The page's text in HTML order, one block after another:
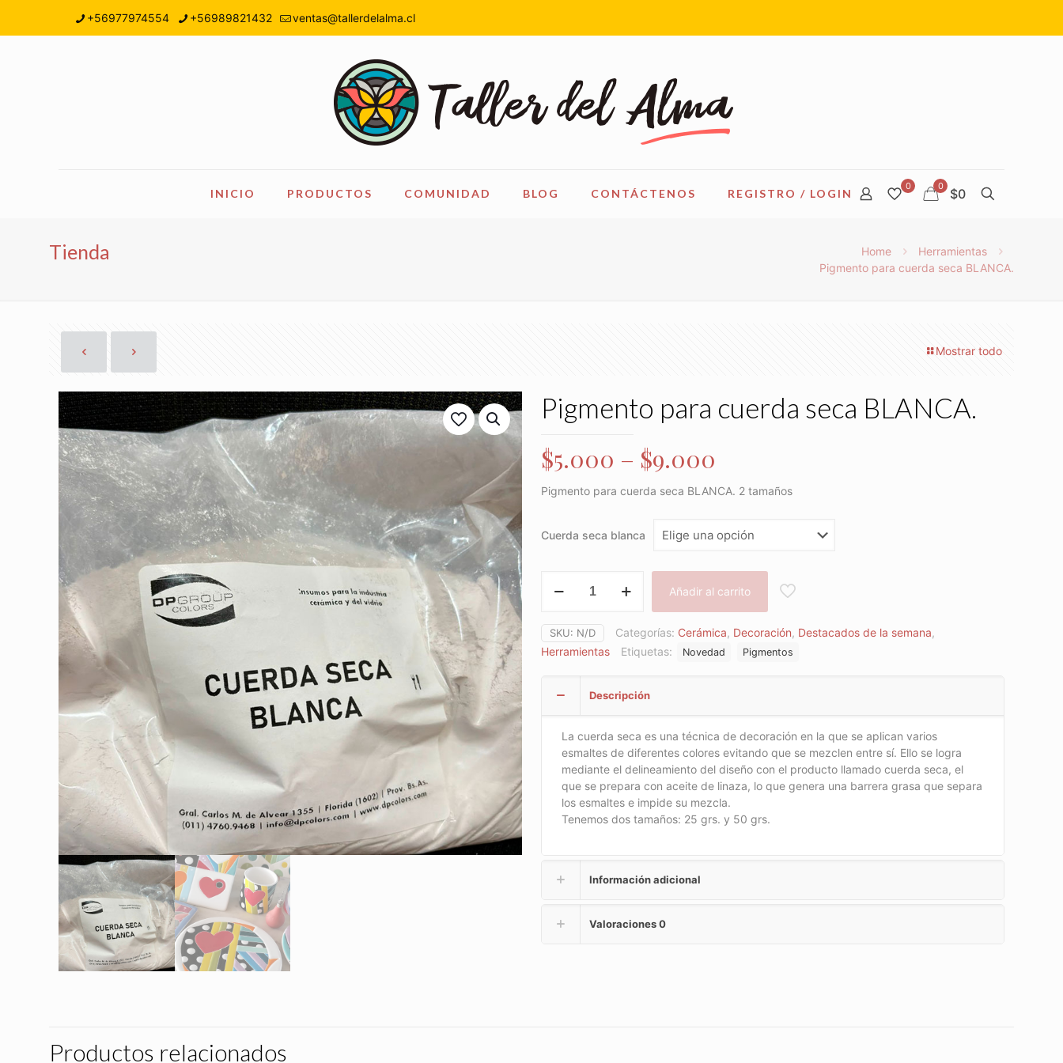
+56977974554 +56989821432 ventas@tallerdelalma.cl
INICIO PRODUCTOS COMUNIDAD BLOG CONTÁCTENOS REGISTRO / LOGIN
0 0 $0
Tienda Home
Herramientas
Pigmento para cuerda seca BLANCA.
Mostrar todo
Pigmento para cuerda seca BLANCA.
$5.000 – $9.000
Pigmento para cuerda seca BLANCA. 2 tamaños
Cuerda seca blanca
para
seca
BLANCA.
Añadir al carrito
SKU: N/D Categorías: Cerámica, Decoración, Destacados de la semana,
Herramientas
Etiquetas: Novedad Pigmentos
Descripción
La cuerda seca es una técnica de decoración en la que se aplican varios
esmaltes de diferentes colores evitando que se mezclen entre sí. Ello se logra
mediante el delineamiento del diseño con el producto llamado cuerda seca, el
que se prepara con aceite de linaza, lo que genera una barrera grasa que separa
los esmaltes e impide su mezcla.
Tenemos dos tamaños: 25 grs. y 50 grs.
Información adicional
Valoraciones0
Productos relacionados